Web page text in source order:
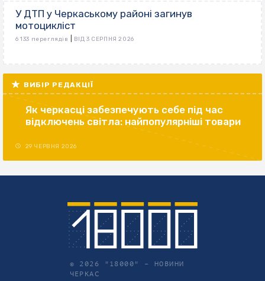
У ДТП у Черкаському районі загинув
мотоцикліст
6 133 переглядів ВІД 3 СЕРПНЯ 2026
ВИБІР РЕДАКЦІЇ
Як черкасці забезпечують себе під час
відключень світла: найпопулярніші товари
29 ЧЕРВНЯ 2026
© 2026 "18000" – НОВИНИ
ЧЕРКАС